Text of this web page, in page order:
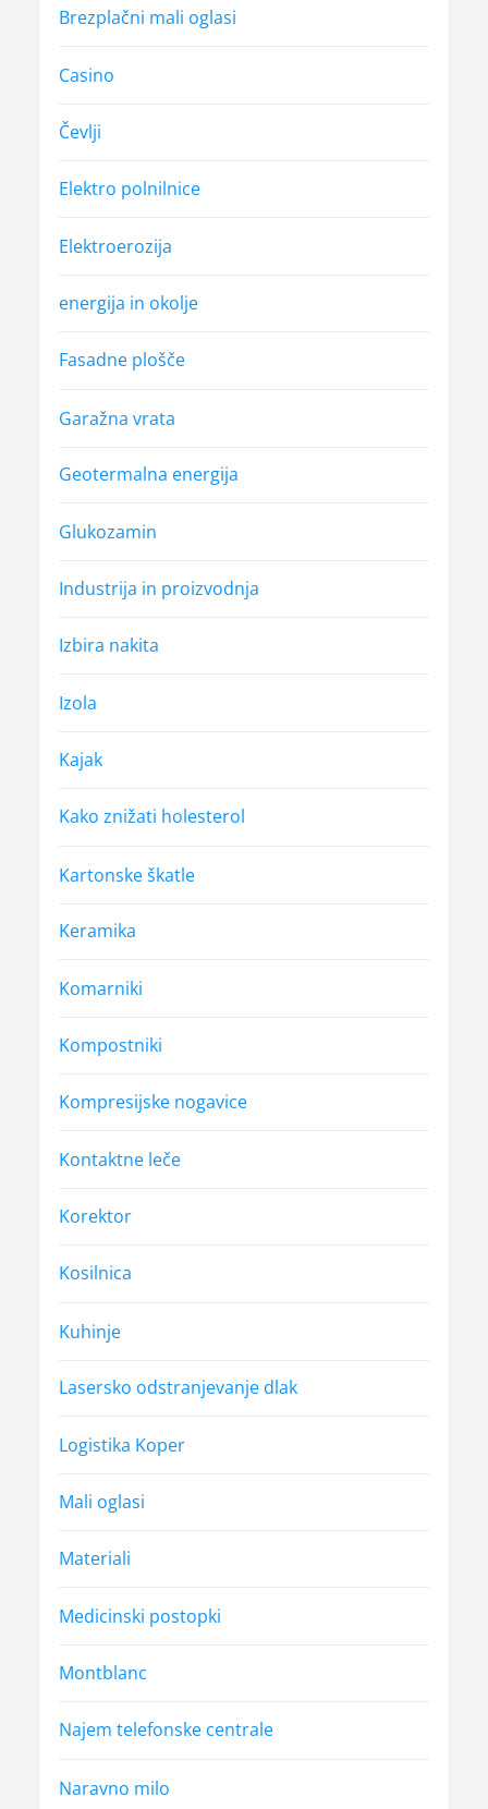
Brezplačni mali oglasi
Casino
Čevlji
Elektro polnilnice
Elektroerozija
energija in okolje
Fasadne plošče
Garažna vrata
Geotermalna energija
Glukozamin
Industrija in proizvodnja
Izbira nakita
Izola
Kajak
Kako znižati holesterol
Kartonske škatle
Keramika
Komarniki
Kompostniki
Kompresijske nogavice
Kontaktne leče
Korektor
Kosilnica
Kuhinje
Lasersko odstranjevanje dlak
Logistika Koper
Mali oglasi
Materiali
Medicinski postopki
Montblanc
Najem telefonske centrale
Naravno milo